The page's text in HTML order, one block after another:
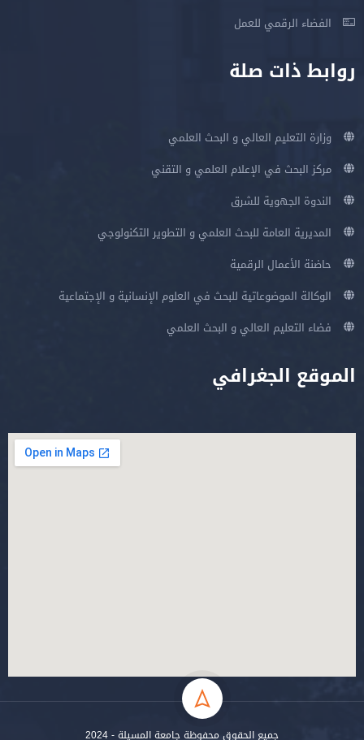
الفضاء الرقمي للعمل
روابط ذات صلة
وزارة التعليم العالي و البحث العلمي
مركز البحث في الإعلام العلمي و التقني
الندوة الجهوية للشرق
المديرية العامة للبحث العلمي و التطوير التكنولوجي
حاضنة الأعمال الرقمية
الوكالة الموضوعاتية للبحث في العلوم الإنسانية و الإجتماعية
فضاء التعليم العالي و البحث العلمي
الموقع الجغرافي
جميع الحقوق محفوظة جامعة المسيلة - 2024